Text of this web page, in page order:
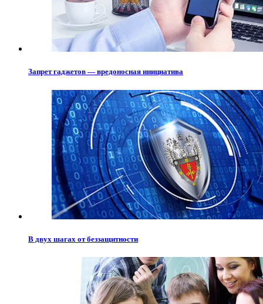
Запрет гаджетов — вредоносная инициатива
В двух шагах от беззащитности